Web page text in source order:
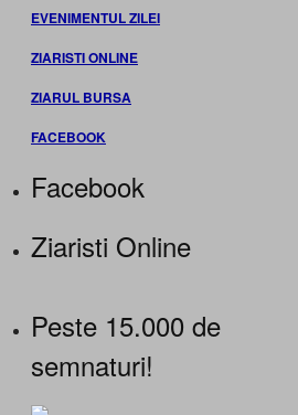
EVENIMENTUL ZILEI
ZIARISTI ONLINE
ZIARUL BURSA
FACEBOOK
Facebook
Ziaristi Online
Peste 15.000 de
semnaturi!